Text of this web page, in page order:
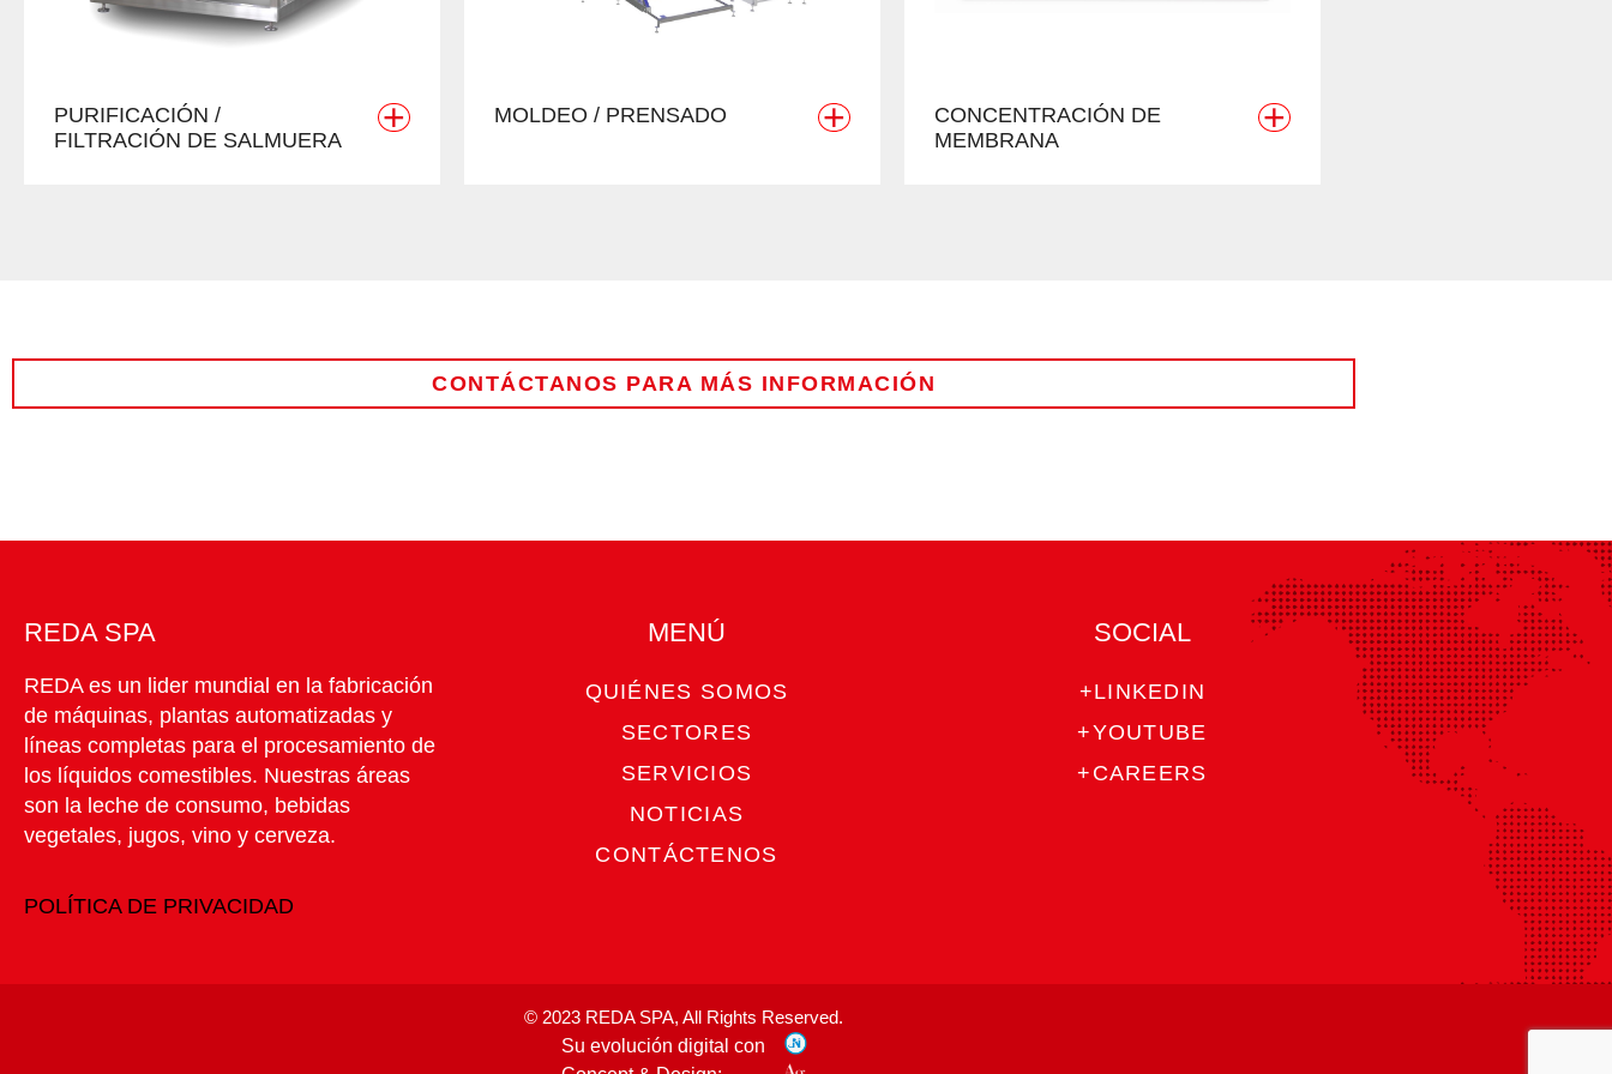
PURIFICACIÓN /
FILTRACIÓN DE SALMUERA
+ MOLDEO / PRENSADO +
CONCENTRACIÓN DE
MEMBRANA
+
CONTÁCTANOS PARA MÁS INFORMACIÓN
PAÍS
CORREO ELECTRÓNICO
Lácteos
MENSAJE
REDA SPA
REDA es un lider mundial en la fabricación
de máquinas, plantas automatizadas y
líneas completas para el procesamiento de
los líquidos comestibles. Nuestras áreas
son la leche de consumo, bebidas
vegetales, jugos, vino y cerveza.
POLÍTICA DE PRIVACIDAD
MENÚ​
QUIÉNES SOMOS
SECTORES
SERVICIOS
NOTICIAS
CONTÁCTENOS
SOCIAL
+LINKEDIN
+YOUTUBE
+CAREERS
© 2023 REDA SPA, All Rights Reserved.
Su evolución digital con